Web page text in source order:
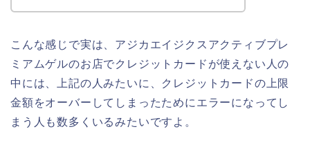
こんな感じで実は、アジカエイジクスアクティブプレ
ミアムゲルのお店でクレジットカードが使えない人の
中には、上記の人みたいに、クレジットカードの上限
金額をオーバーしてしまったためにエラーになってし
まう人も数多くいるみたいですよ。